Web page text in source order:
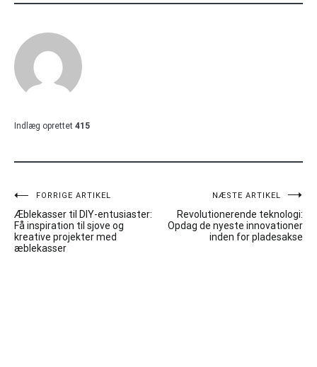
Indlæg oprettet 415
Indlægsnavigation
FORRIGE ARTIKEL
Æblekasser til DIY-entusiaster:
Få inspiration til sjove og
kreative projekter med
æblekasser
NÆSTE ARTIKEL
Revolutionerende teknologi:
Opdag de nyeste innovationer
inden for pladesakse